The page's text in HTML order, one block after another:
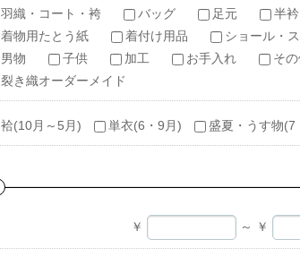
羽織・コート・袴
バッグ 足元 半衿
着物用たとう紙
着付け用品 ショール・
男物
子供 加工 お手入れ そ
裂き織オーダーメイド
袷(10月～5月) 単衣(6・9月) 盛夏・うす物(7
￥ ～ ￥